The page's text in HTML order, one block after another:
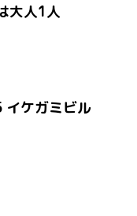
大人1人
イケガミビル